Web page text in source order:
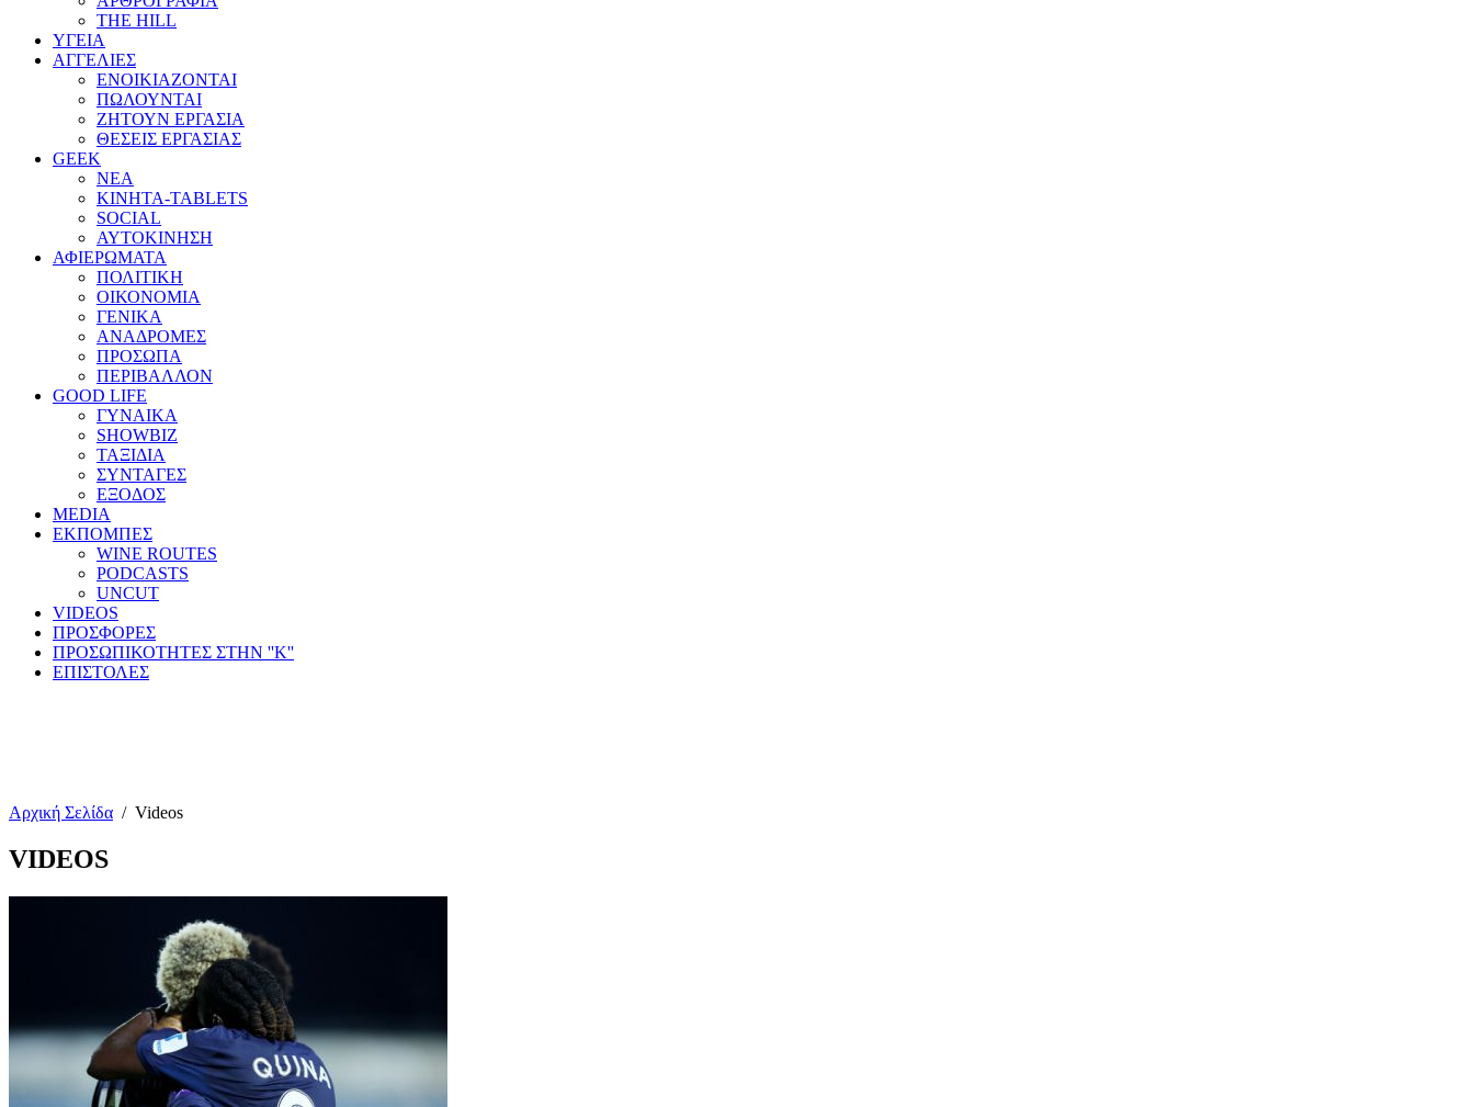
THE HILL
ΥΓΕΙΑ
ΑΓΓΕΛΙΕΣ
ΕΝΟΙΚΙΑΖΟΝΤΑΙ
ΠΩΛΟΥΝΤΑΙ
ΖΗΤΟΥΝ ΕΡΓΑΣΙΑ
ΘΕΣΕΙΣ ΕΡΓΑΣΙΑΣ
GEEK
ΝΕΑ
ΚΙΝΗΤΑ-TABLETS
SOCIAL
ΑΥΤΟΚΙΝΗΣΗ
ΑΦΙΕΡΩΜΑΤΑ
ΠΟΛΙΤΙΚΗ
ΟΙΚΟΝΟΜΙΑ
ΓΕΝΙΚΑ
ΑΝΑΔΡΟΜΕΣ
ΠΡΟΣΩΠΑ
ΠΕΡΙΒΑΛΛΟΝ
GOOD LIFE
ΓΥΝΑΙΚΑ
SHOWBIZ
ΤΑΞΙΔΙΑ
ΣΥΝΤΑΓΕΣ
ΕΞΟΔΟΣ
MEDIA
ΕΚΠΟΜΠΕΣ
WINE ROUTES
PODCASTS
UNCUT
VIDEOS
ΠΡΟΣΦΟΡΕΣ
ΠΡΟΣΩΠΙΚΟΤΗΤΕΣ ΣΤΗΝ ''Κ''
ΕΠΙΣΤΟΛΕΣ
Αρχική Σελίδα / Videos
VIDEOS